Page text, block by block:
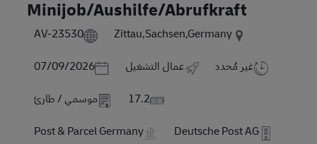
Minijob/Aushilfe/Abrufkraft
AV-23530 Zittau,Sachsen,Germany
Posted Date
07/09/2026 عمال التشغيل غير مُحدد
موسمي / طارئ 17.2
Post & Parcel Germany Deutsche Post AG